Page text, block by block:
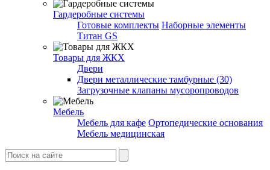
Гардеробные системы
Готовые комплекты Наборные элементы
Титан GS
Товары для ЖКХ
Двери
Двери металлические тамбурные (30)
Загрузочные клапаны мусоропроводов
Мебель
Мебель для кафе Ортопедические основания
Мебель медицинская